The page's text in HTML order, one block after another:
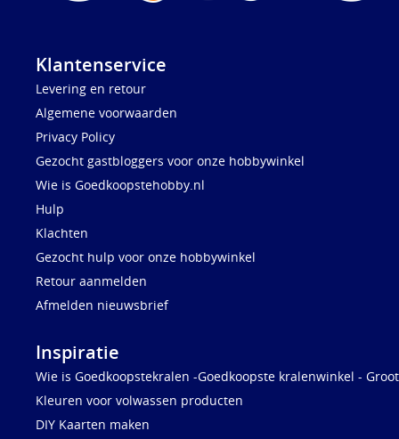
Klantenservice
Levering en retour
Algemene voorwaarden
Privacy Policy
Gezocht gastbloggers voor onze hobbywinkel
Wie is Goedkoopstehobby.nl
Hulp
Klachten
Gezocht hulp voor onze hobbywinkel
Retour aanmelden
Afmelden nieuwsbrief
Inspiratie
Wie is Goedkoopstekralen -Goedkoopste kralenwinkel -
Kleuren voor volwassen producten
DIY Kaarten maken